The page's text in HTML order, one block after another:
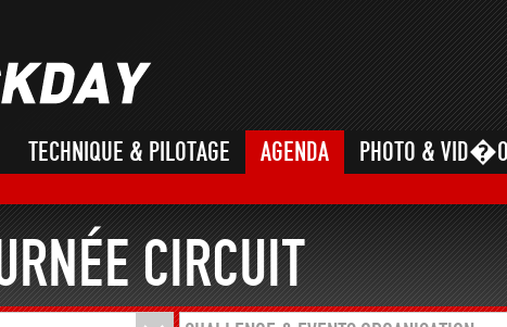
TECHNIQUE & PILOTAGE AGENDA PHOTO & VID�O
CIRCUIT